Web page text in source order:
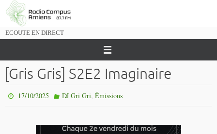
Passer
vers
ECOUTE EN DIRECT
[Gris Gris] S2E2 Imaginaire
17/10/2025 DJ Gri Gri, Émissions